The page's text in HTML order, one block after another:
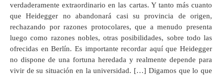
verdaderamente extraordinario en las cartas. Y tanto más cuanto
que Heidegger no abandonará casi su provincia de origen,
rechazando por razones protocolares, que a menudo presenta
luego como razones nobles, otras posibilidades, sobre todo las
ofrecidas en Berlín. Es importante recordar aquí que Heidegger
no dispone de una fortuna heredada y realmente depende para
vivir de su situación en la universidad. […] Digamos que lo que